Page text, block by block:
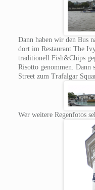
Dann haben wir den Bus
dort im Restaurant The
traditionell Fish&Chips
Risotto genommen.
Street zum Trafalgar
Wer weitere Regenfotos